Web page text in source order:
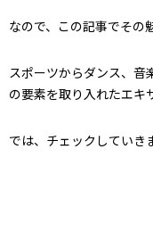
なので、この記事でその
スポーツからダンス、音
の要素を取り入れたエキ
では、チェックしていき